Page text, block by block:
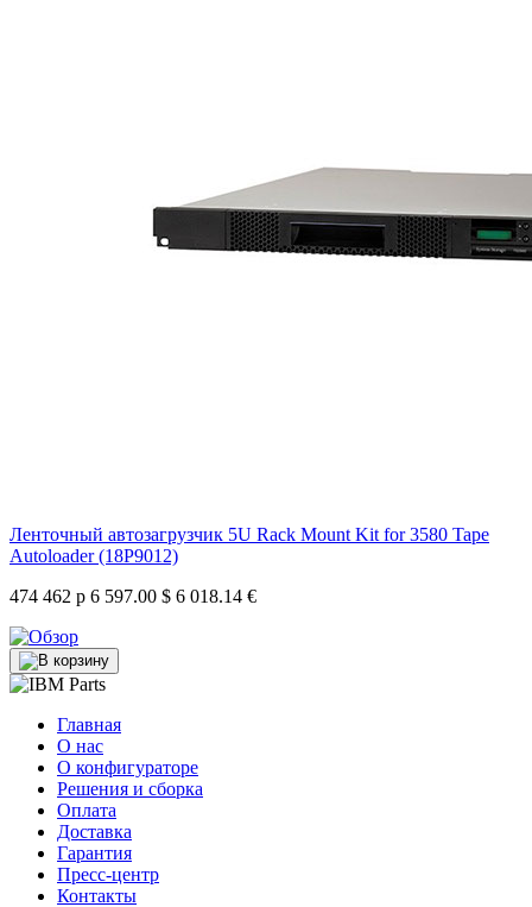
Ленточный автозагрузчик 5U Rack Mount Kit for 3580 Tape
Autoloader (18P9012)
474 462 р 6 597.00 $ 6 018.14 €
Главная
О нас
О конфигураторе
Решения и сборка
Оплата
Доставка
Гарантия
Пресс-центр
Контакты